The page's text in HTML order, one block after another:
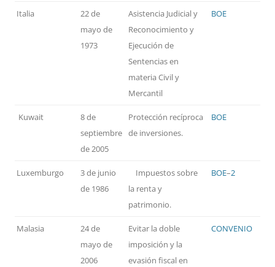
Italia
22 de
mayo de
1973
Asistencia Judicial y
Reconocimiento y
Ejecución de
Sentencias en
materia Civil y
Mercantil
BOE
Kuwait
8 de
septiembre
de 2005
Protección recíproca
de inversiones.
BOE
Luxemburgo
3 de junio
de 1986
Impuestos sobre
la renta y
patrimonio.
BOE–2
Malasia
24 de
mayo de
2006
Evitar la doble
imposición y la
evasión fiscal en
CONVENIO